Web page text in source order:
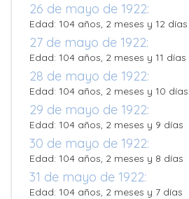
26 de mayo de 1922:
Edad: 104 años, 2 meses y 12 días
27 de mayo de 1922:
Edad: 104 años, 2 meses y 11 días
28 de mayo de 1922:
Edad: 104 años, 2 meses y 10 días
29 de mayo de 1922:
Edad: 104 años, 2 meses y 9 días
30 de mayo de 1922:
Edad: 104 años, 2 meses y 8 días
31 de mayo de 1922:
Edad: 104 años, 2 meses y 7 días